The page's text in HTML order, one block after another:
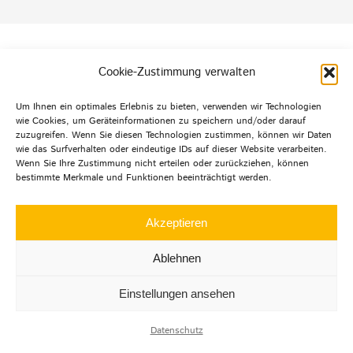
Cookie-Zustimmung verwalten
Um Ihnen ein optimales Erlebnis zu bieten, verwenden wir Technologien
wie Cookies, um Geräteinformationen zu speichern und/oder darauf
zuzugreifen. Wenn Sie diesen Technologien zustimmen, können wir Daten
wie das Surfverhalten oder eindeutige IDs auf dieser Website verarbeiten.
Wenn Sie Ihre Zustimmung nicht erteilen oder zurückziehen, können
bestimmte Merkmale und Funktionen beeinträchtigt werden.
Akzeptieren
Ablehnen
Einstellungen ansehen
Datenschutz
Default Footer Text
© Copyright 2012 -2026 | Agentur mehrwert | Alle
Rechte
LinkedInInstagram